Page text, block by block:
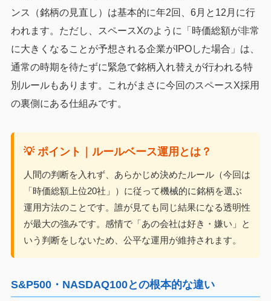
ンス（銘柄の見直し）は基本的に年2回、6月と12月に行
われます。ただし、スペースXのように「時価総額が非常
に大きくなることが予想される企業がIPOした場合」は、
通常の時期を待たずに緊急で銘柄入れ替えが行われる特
別ルールもあります。これがまさに今回のスペースX採用
の裏側にある仕組みです。
💡 ポイント｜ルールベース運用とは？
人間の判断を入れず、あらかじめ決めたルール（今回は
「時価総額上位20社」）に従って機械的に銘柄を選ぶ
運用方法のことです。誰が見ても同じ結果になる透明性
が最大の強みです。感情で「あの会社は好き・嫌い」と
いう判断をしないため、公平な運用が維持されます。
S&P500・NASDAQ100との根本的な違い